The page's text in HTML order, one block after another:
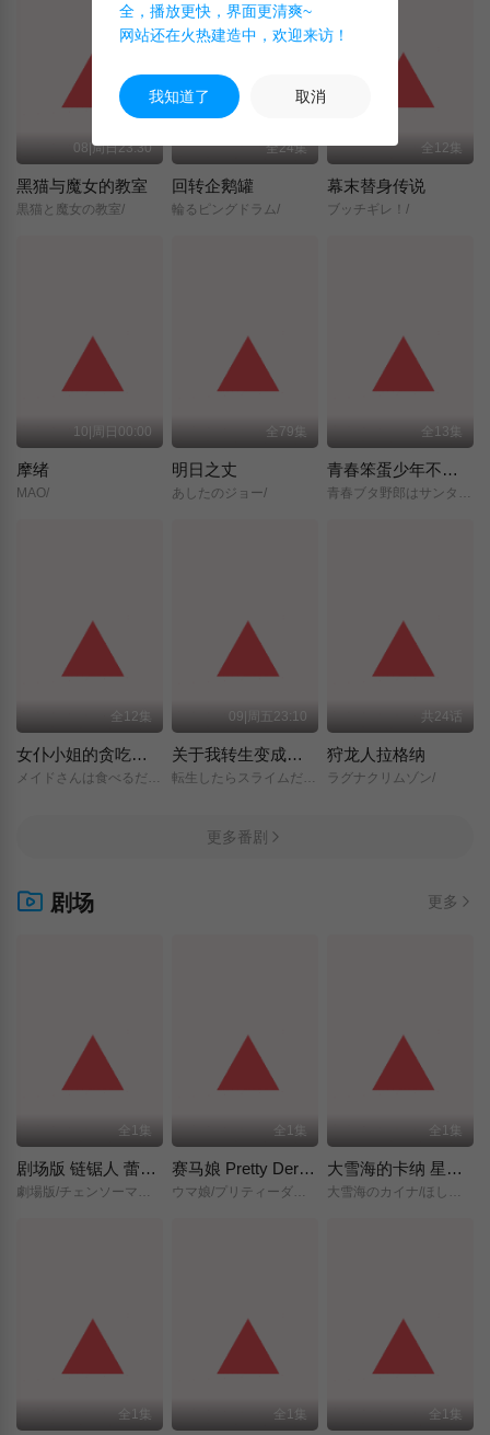
08|周日23:30
黑猫与魔女的教室
黒猫と魔女の教室/
全24集
回转企鹅罐
輪るピングドラム/
全12集
幕末替身传说
ブッチギレ！/
10|周日00:00
摩绪
MAO/
全79集
明日之丈
あしたのジョー/
全13集
青春笨蛋少年不做圣诞服女郎的梦
青春ブタ野郎はサンタクロースの夢を見ない/
全12集
女仆小姐的贪吃日常
09|周五23:10
关于我转生变成史莱姆这档事 第四季
転生したらスライムだった件/第4期/
共24话
狩龙人拉格纳
ラグナクリムゾン/
更多番剧
剧场 更多
全1集
剧场版 链锯人 蕾塞篇(正式版)
全1集
赛马娘 Pretty Derby 新时代之门
全1集
大雪海的卡纳 星之贤者
全1集 全1集 全1集
全，播放更快，界面更清爽~
网站还在火热建造中，欢迎来访！
我知道了 取消